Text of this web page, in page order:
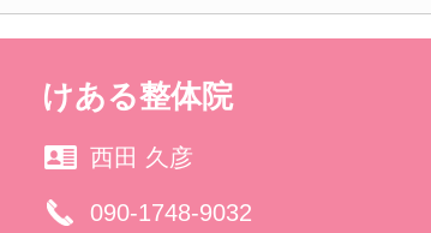
けある整体院
西田 久彦
090-1748-9032